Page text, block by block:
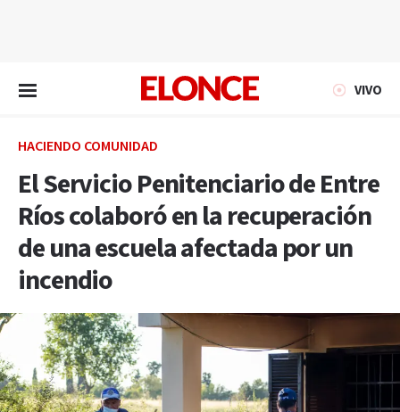
VIVO
HACIENDO COMUNIDAD
El Servicio Penitenciario de Entre
Ríos colaboró en la recuperación
de una escuela afectada por un
incendio